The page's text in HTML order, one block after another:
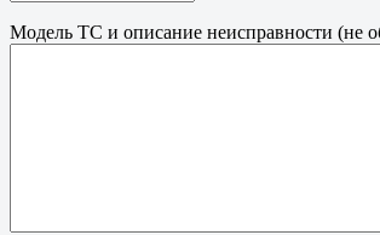
Модель ТС и описание неисправности (не